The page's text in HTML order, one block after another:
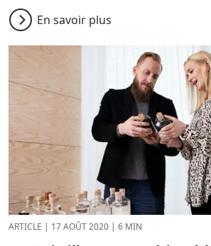
En savoir plus
ARTICLE | 17 AOÛT 2020 | 6 MIN